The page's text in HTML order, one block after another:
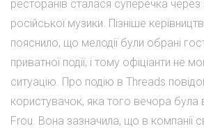
ресторанів сталася суперечка через
російської музики. Пізніше
пояснило, що мелодії були обрані
приватної події, і тому офіціанти не
ситуацію. Про подію в Threads
користувачок, яка того вечора була
Frou. Вона зазначила, що в компанії